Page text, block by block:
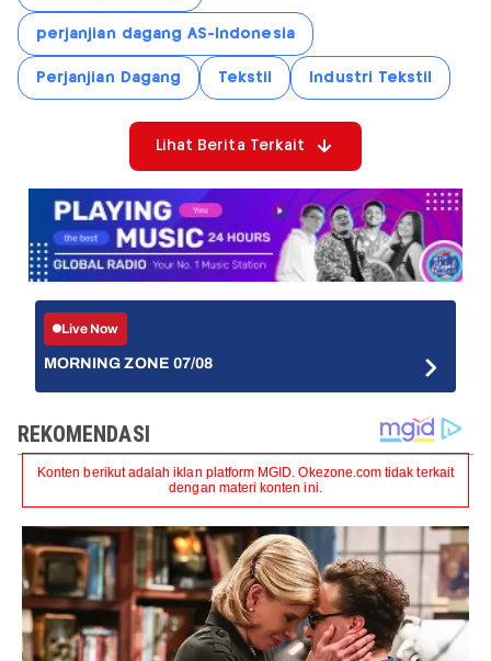
perjanjian dagang AS-Indonesia
Perjanjian Dagang Tekstil Industri Tekstil
Lihat Berita Terkait
Live Now
MORNING ZONE 07/08